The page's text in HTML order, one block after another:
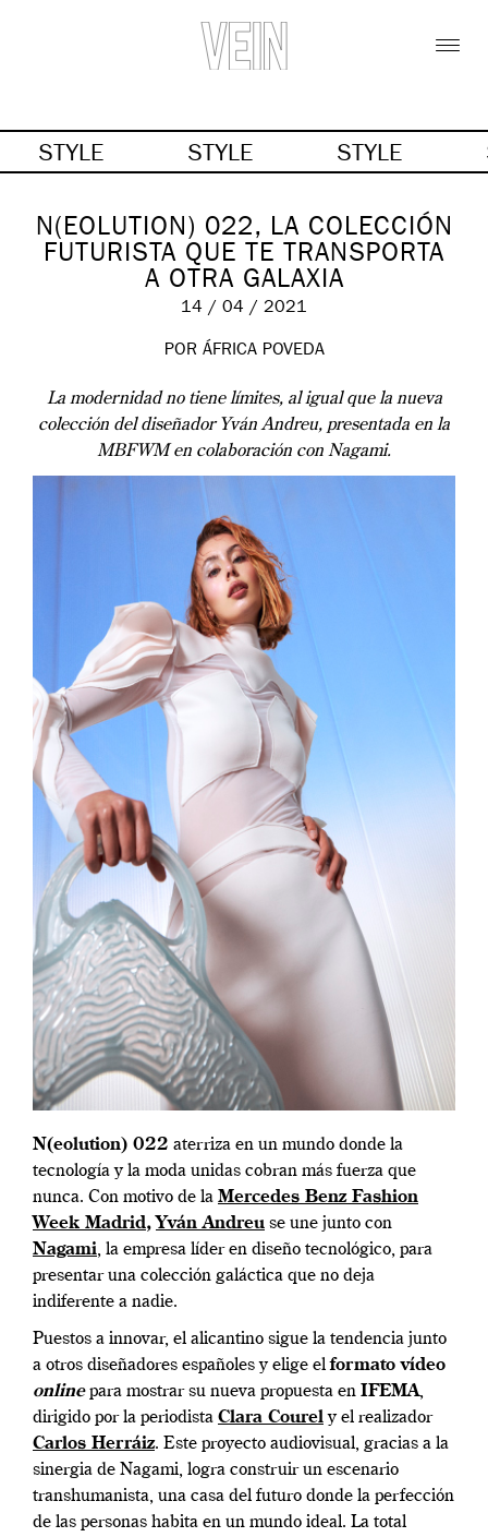
STYLE STYLE STYLE
N(EOLUTION) 022, LA COLECCIÓN
FUTURISTA QUE TE TRANSPORTA
A OTRA GALAXIA
14 / 04 / 2021
POR ÁFRICA POVEDA
La modernidad no tiene límites, al igual que la nueva
colección del diseñador Yván Andreu, presentada en la
MBFWM en colaboración con Nagami.
N(eolution) 022 aterriza en un mundo donde la
tecnología y la moda unidas cobran más fuerza que
nunca. Con motivo de la Mercedes Benz Fashion
Week Madrid, Yván Andreu se une junto con
Nagami, la empresa líder en diseño tecnológico, para
presentar una colección galáctica que no deja
indiferente a nadie.
Puestos a innovar, el alicantino sigue la tendencia junto
a otros diseñadores españoles y elige elformato vídeo
onlinepara mostrar su nueva propuesta en IFEMA,
dirigido por la periodista Clara Courely el realizador
Carlos Herráiz. Este proyecto audiovisual, gracias a la
sinergia de Nagami, logra construir un escenario
transhumanista, una casa del futuro donde la perfección
de las personas habita en un mundo ideal. La total